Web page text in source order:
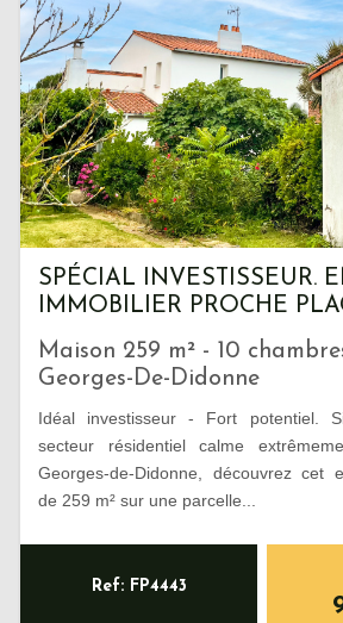
SPÉCIAL INVESTISSEUR.
IMMOBILIER PROCHE
Maison 259 m² - 10
Georges-De-Didonne
Idéal investisseur - Fort potentiel.
secteur résidentiel calme
Georges-de-Didonne, découvrez cet
de 259 m² sur une parcelle...
Ref: FP4443